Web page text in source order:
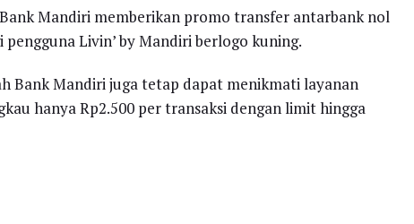
Mandiri memberikan promo transfer antarbank nol
Livin’ by Mandiri berlogo kuning.
Bank Mandiri juga tetap dapat menikmati layanan
hanya Rp2.500 per transaksi dengan limit hingga